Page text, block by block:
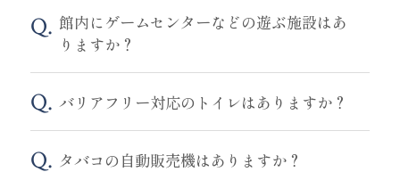
館内にゲームセンターなどの遊ぶ施設はあ
りますか？
バリアフリー対応のトイレはありますか？
タバコの自動販売機はありますか？